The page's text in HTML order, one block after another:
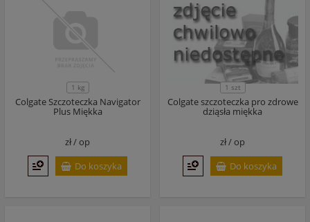
1 kg
Colgate Szczoteczka Navigator
Plus Miękka
zł /op
Do koszyka
1 szt
Colgate szczoteczka pro zdrowe
dziąsła miękka
zł /op
Do koszyka